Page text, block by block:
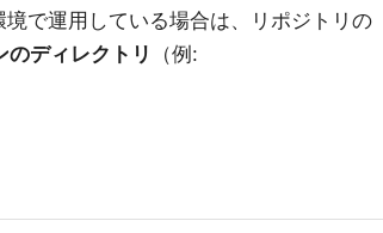
で運用している場合は、リポジトリの
のディレクトリ
（例: